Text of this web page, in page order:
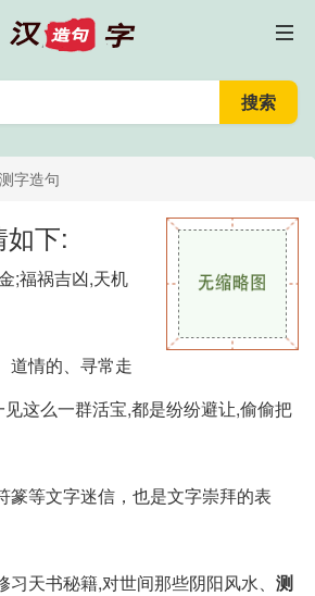
测字造句
下:
;福祸吉凶,天机
道情的、寻常走
这么一群活宝,都是纷纷避让,偷偷把
篆等文字迷信，也是文字崇拜的表
天书秘籍,对世间那些阴阳风水、 测